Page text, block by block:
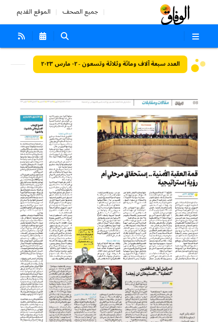
جميع الصحف الموقع القديم
العدد سبعة آلاف ومائة وثلاثة وتسعون - ٠٢ مارس ٢٠٢٣